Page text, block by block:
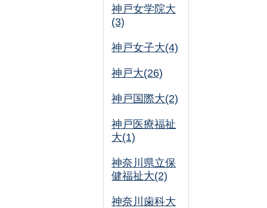
神戸女学院大
(3)
神戸女子大(4)
神戸大(26)
神戸国際大(2)
神戸医療福祉
大(1)
神奈川県立保
健福祉大(2)
神奈川歯科大